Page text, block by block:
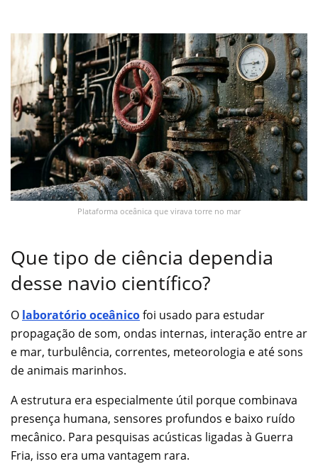
Plataforma oceânica que virava torre no mar
Que tipo de ciência dependia
desse navio científico?
O laboratório oceânicofoi usado para estudar
propagação de som, ondas internas, interação entre ar
e mar, turbulência, correntes, meteorologia e até sons
de animais marinhos.
A estrutura era especialmente útil porque combinava
presença humana, sensores profundos e baixo ruído
mecânico. Para pesquisas acústicas ligadas à Guerra
Fria, isso era uma vantagem rara.